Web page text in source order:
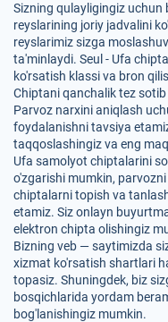
Sizning qulayligingiz uchun
reyslarining joriy jadvalini
reyslarimiz sizga
ta'minlaydi. Seul - Ufa
ko'rsatish klassi va bron
Chiptani qanchalik tez
Parvoz narxini aniqlash
foydalanishni tavsiya
taqqoslashingiz va eng
Ufa samolyot chiptalarini
o'zgarishi mumkin,
chiptalarni topish va
etamiz. Siz onlayn
elektron chipta olishingiz
Bizning veb — saytimizda
xizmat ko'rsatish shartlari
topasiz. Shuningdek, biz
bosqichlarida yordam
bog'lanishingiz mumkin.